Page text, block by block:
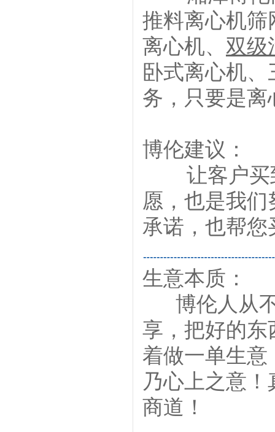
推料离心机筛
离心机、 双级
卧式离心机
务，只要是
博伦建议：
让客户买到
愿，也是我
承诺，也帮
生意本质：
博伦人从不
享，把好的东
着做一单生
乃心上之意
商道！